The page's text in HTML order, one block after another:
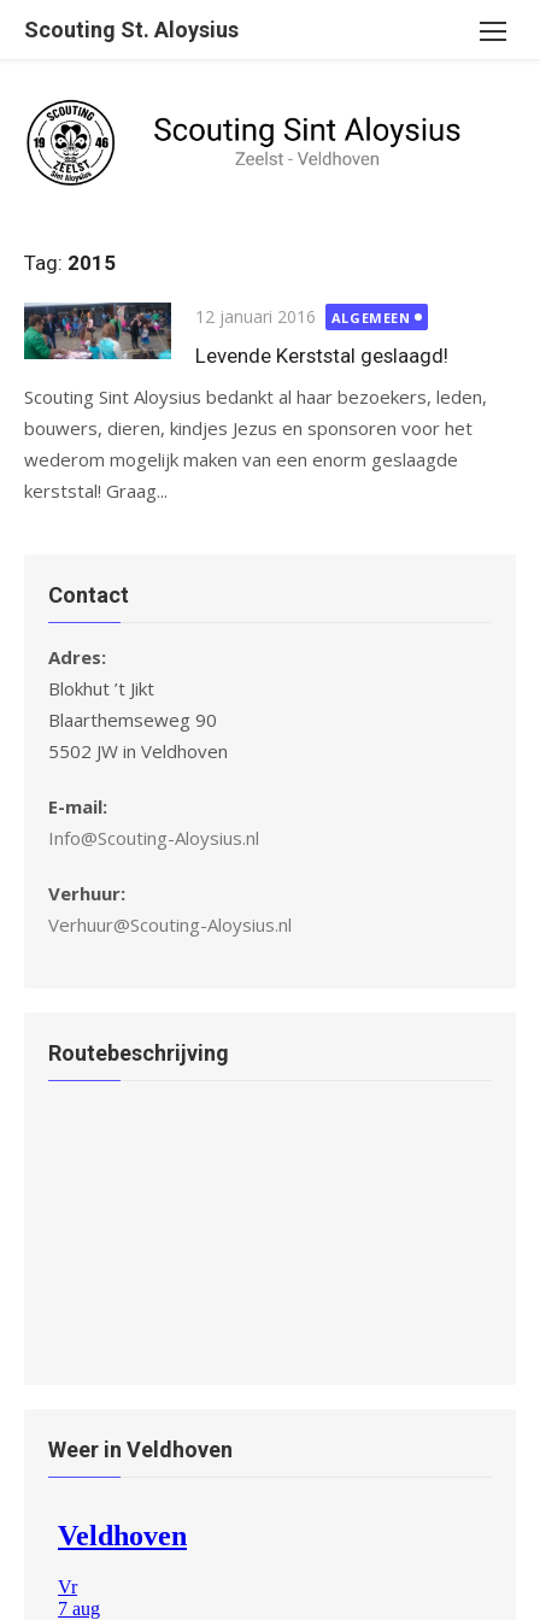
inhoud
Scouting St. Aloysius
Tag: 2015
Gepubliceerd
op
12 januari 2016 ALGEMEEN
Levende Kerststal geslaagd!
Scouting Sint Aloysius bedankt al haar bezoekers, leden,
bouwers, dieren, kindjes Jezus en sponsoren voor het
wederom mogelijk maken van een enorm geslaagde
kerststal! Graag...
Contact
Adres:
Blokhut ’t Jikt
Blaarthemseweg 90
5502 JW in Veldhoven
E-mail:
Info@Scouting-Aloysius.nl
Verhuur:
Verhuur@Scouting-Aloysius.nl
Routebeschrijving
Weer in Veldhoven